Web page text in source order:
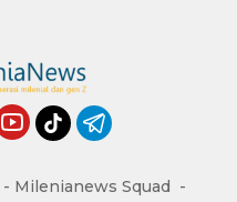
Milenianews Squad